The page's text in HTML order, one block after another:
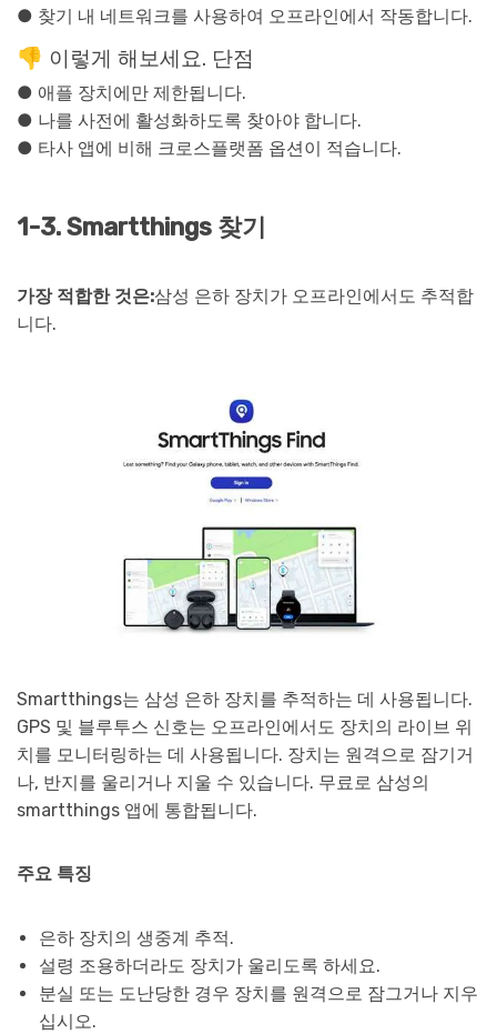
● 찾기 내 네트워크를 사용하여 오프라인에서 작동합니다.
👎 이렇게 해보세요. 단점
● 애플 장치에만 제한됩니다.
● 나를 사전에 활성화하도록 찾아야 합니다.
● 타사 앱에 비해 크로스플랫폼 옵션이 적습니다.
1-3. Smartthings 찾기
가장 적합한 것은:삼성 은하 장치가 오프라인에서도 추적합
니다.
Smartthings는 삼성 은하 장치를 추적하는 데 사용됩니다.
GPS 및 블루투스 신호는 오프라인에서도 장치의 라이브 위
치를 모니터링하는 데 사용됩니다. 장치는 원격으로 잠기거
나, 반지를 울리거나 지울 수 있습니다. 무료로 삼성의
smartthings 앱에 통합됩니다.
주요 특징
은하 장치의 생중계 추적.
설령 조용하더라도 장치가 울리도록 하세요.
분실 또는 도난당한 경우 장치를 원격으로 잠그거나 지우
십시오.